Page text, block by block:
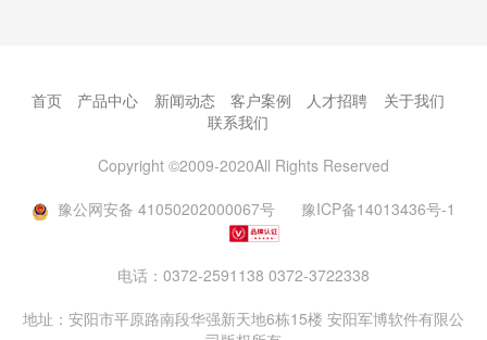
首页 产品中心 新闻动态 客户案例 人才招聘
关于我们
联系我们
Copyright ©2009-2020All Rights Reserved
豫公网安备 41050202000067号
豫ICP备14013436号-1
电话：0372-2591138 0372-3722338
地址：安阳市平原路南段华强新天地6栋15楼 安阳军博软件有限公